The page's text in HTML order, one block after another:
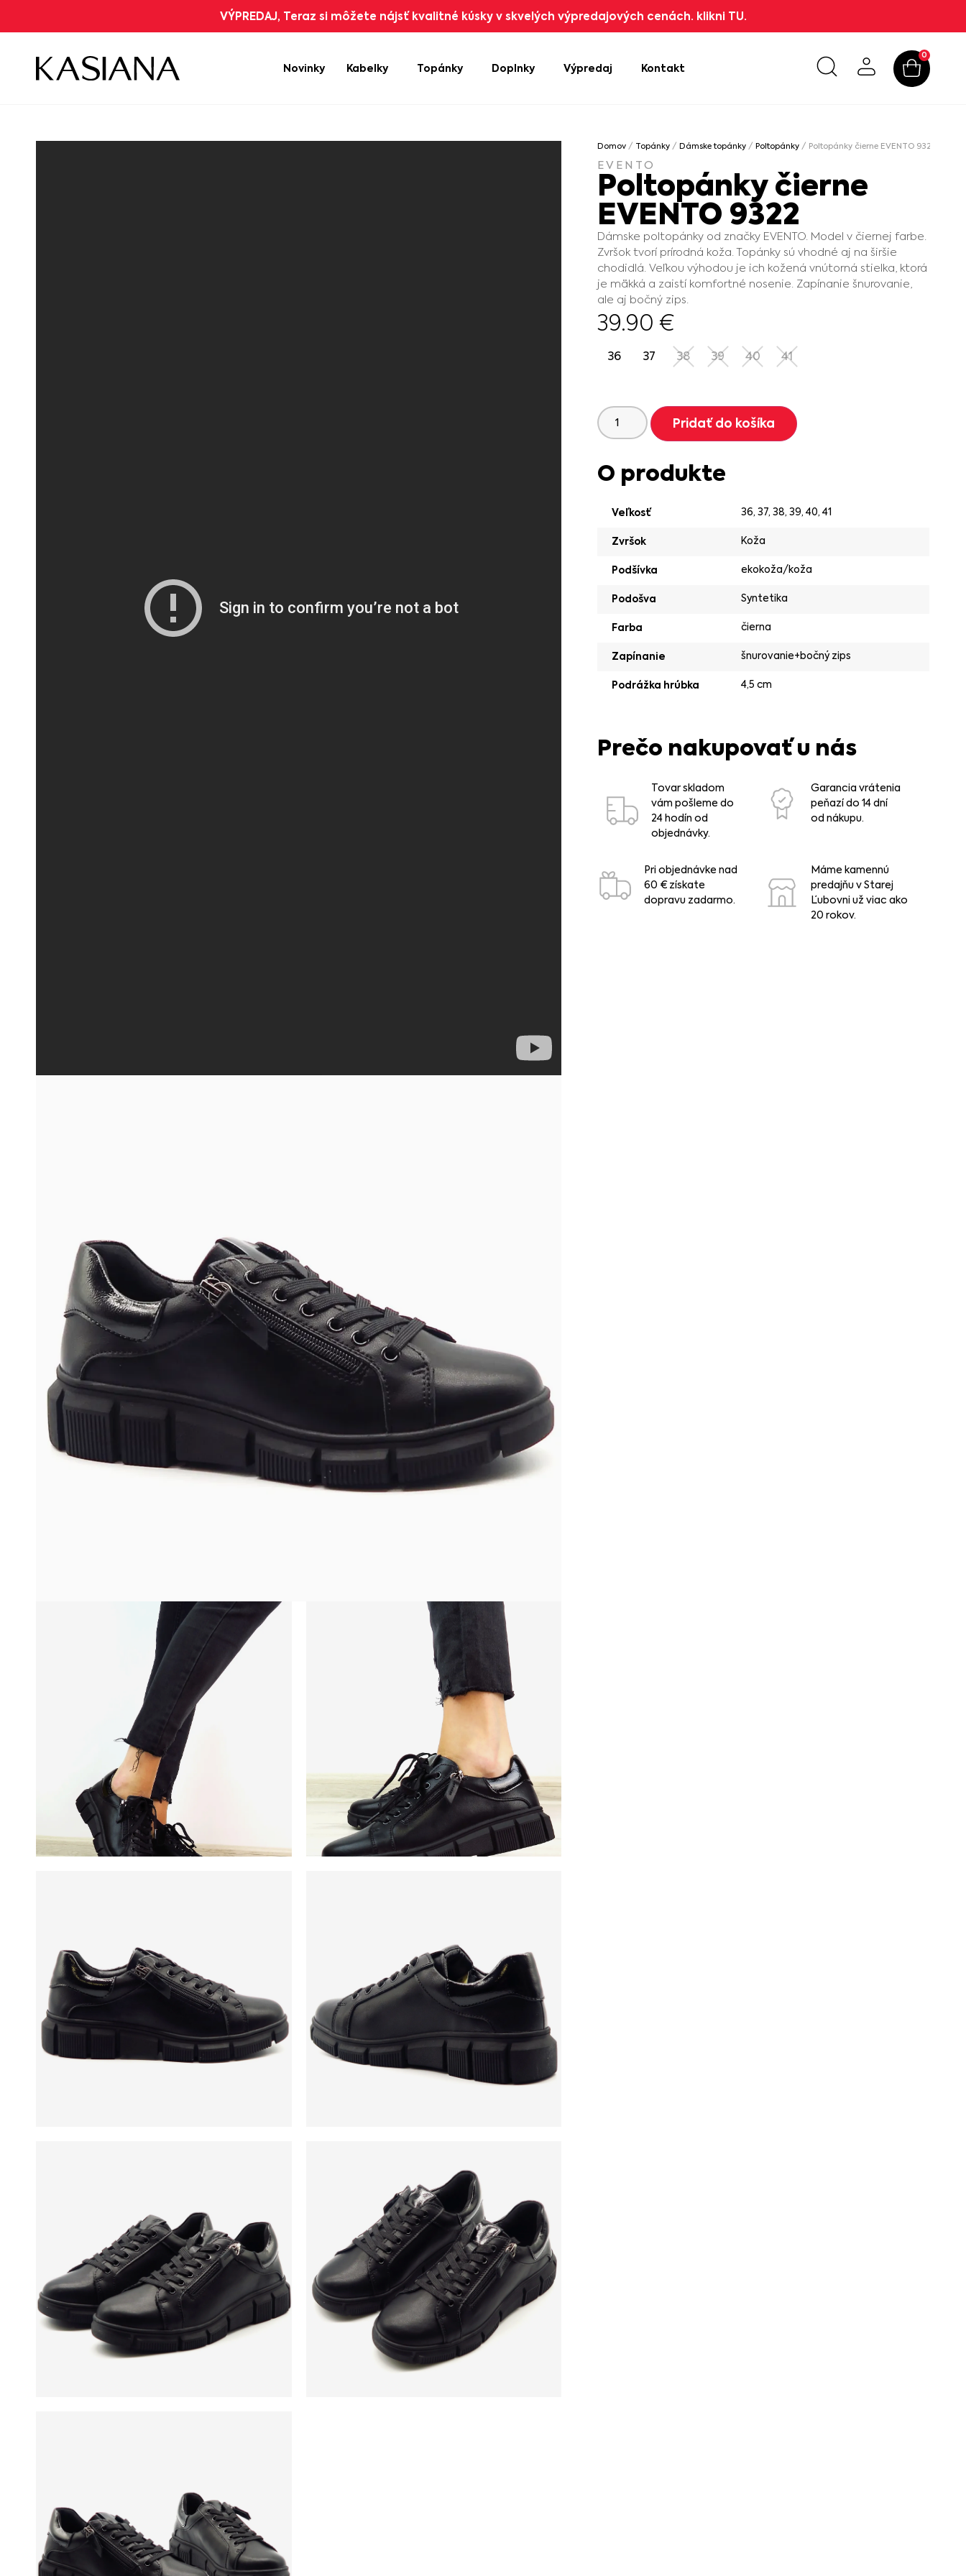
VÝPREDAJ, Teraz si môžete nájsť kvalitné kúsky v skvelých výpredajových cenách. klikni TU.
Novinky Kabelky Topánky Doplnky Výpredaj Kontakt
0
Domov / Topánky /Dámske topánky /Poltopánky / Poltopánky čierne EVENTO 9322
EVENTO
Poltopánky čierne
EVENTO 9322
Dámske poltopánky od značky EVENTO. Model v čiernej farbe.
Zvršok tvorí prírodná koža. Topánky sú vhodné aj na širšie
chodidlá. Veľkou výhodou je ich kožená vnútorná stielka, ktorá
je mäkká a zaistí komfortné nosenie. Zapínanie šnurovanie,
ale aj bočný zips.
39.90€
36 37 38 39 40 41
Pridať do košíka
O produkte
Veľkosť 36,37,38,39,40,41
Zvršok Koža
Podšívka ekokoža/koža
Podošva Syntetika
Farba čierna
Zapínanie šnurovanie+bočný zips
Podrážka hrúbka 4,5 cm
Prečo nakupovať u nás
Tovar skladom
vám pošleme do
24 hodín od
objednávky.
Garancia vrátenia
peňazí do 14 dní
od nákupu.
Pri objednávke nad
60 € získate
dopravu zadarmo.
Máme kamennú
predajňu v Starej
Ľubovni už viac ako
20 rokov.